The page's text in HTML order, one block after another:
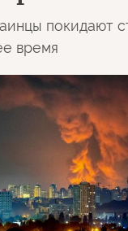
покидают
время